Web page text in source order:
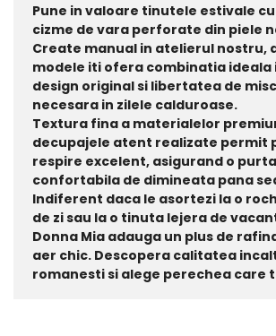
Pune in valoare tinutele estivale
cizme de vara perforate din piele
Create manual in atelierul nostru,
modele iti ofera combinatia ideala
design original si libertatea de
necesara in zilele calduroase.
Textura fina a materialelor
decupajele atent realizate permit
respire excelent, asigurand o
confortabila de dimineata pana
Indiferent daca le asortezi la o
de zi sau la o tinuta lejera de
Donna Mia adauga un plus de
aer chic. Descopera calitatea
romanesti si alege perechea care